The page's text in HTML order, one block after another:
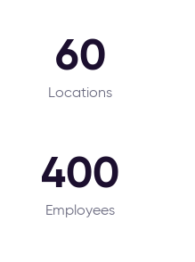
60
Locations
400
Employees